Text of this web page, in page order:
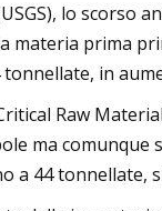
lo scorso
materia prima
in
Raw
ma comunque
a 44 tonnellate,